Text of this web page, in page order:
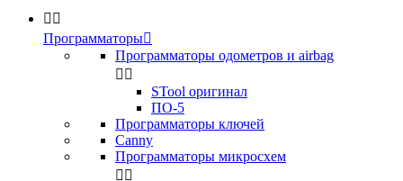
 
Программаторы
Программаторы одометров и airbag
 
STool оригинал
ПО-5
Программаторы ключей
Canny
Программаторы микросхем
 